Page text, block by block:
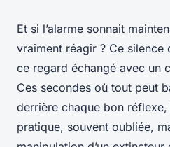
Et si l’alarme sonnait
vraiment réagir ? Ce silence
ce regard échangé avec un
Ces secondes où tout peut
derrière chaque bon
pratique, souvent oubliée,